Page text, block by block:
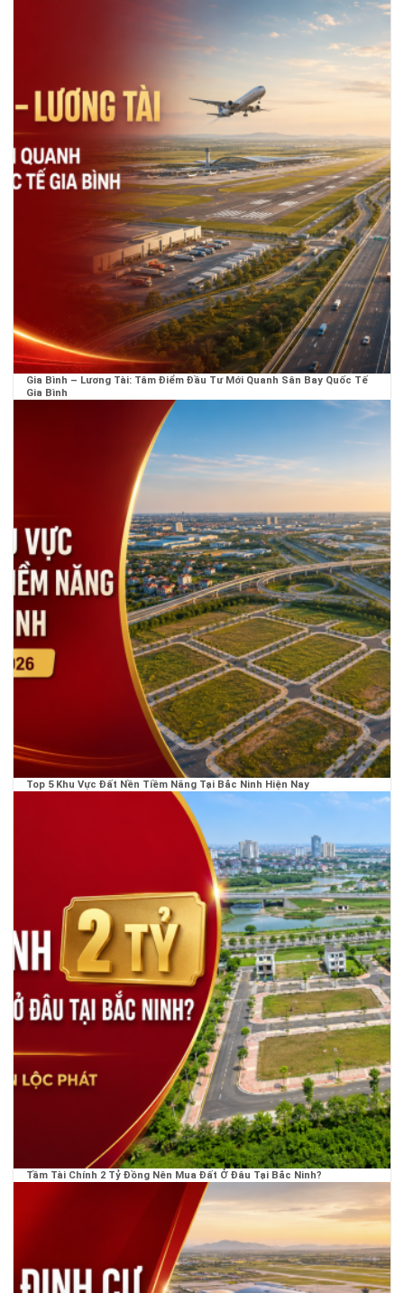
Gia Bình – Lương Tài: Tâm Điểm Đầu Tư Mới Quanh Sân Bay Quốc Tế
Gia Bình
Top 5 Khu Vực Đất Nền Tiềm Năng Tại Bắc Ninh Hiện Nay
Tầm Tài Chính 2 Tỷ Đồng Nên Mua Đất Ở Đâu Tại Bắc Ninh?